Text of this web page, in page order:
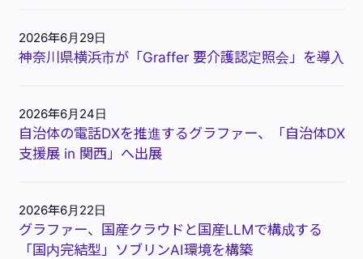
2026年6月29日
神奈川県横浜市が「Graffer 要介護認定照会」を導入
2026年6月24日
自治体の電話DXを推進するグラファー、「自治体DX
支援展 in 関西」へ出展
2026年6月22日
グラファー、国産クラウドと国産LLMで構成する
「国内完結型」ソブリンAI環境を構築